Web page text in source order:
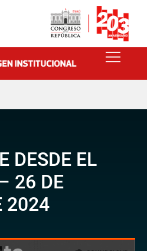
DESDE EL
26 DE
2024